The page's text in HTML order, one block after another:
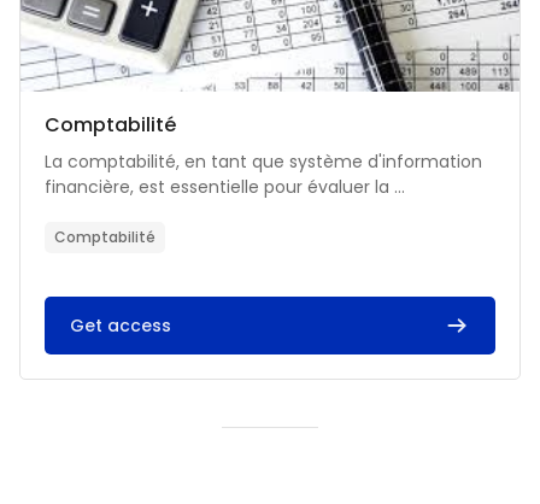
Catégorie de cours
Nom du cours
Comptabilité
Résumé du cours :
La comptabilité, en tant que système d'information
financière, est essentielle pour évaluer la ...
Comptabilité
Get access